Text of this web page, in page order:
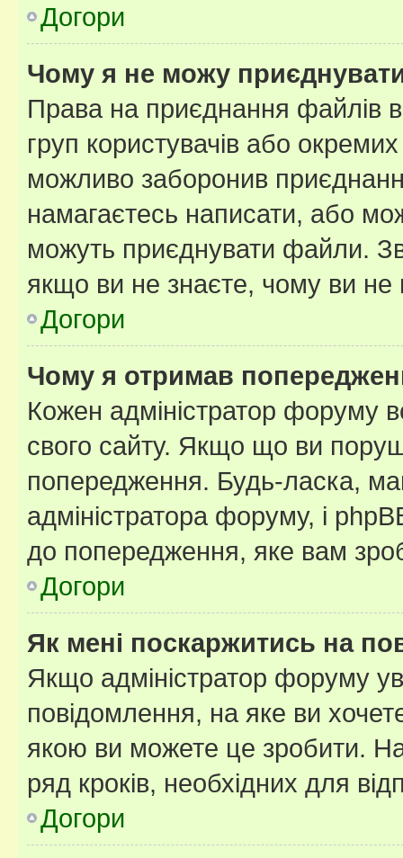
Догори
Чому я не можу
Права на приєднання файлів
груп користувачів або
можливо заборонив
намагаєтесь написати, або
можуть приєднувати файли.
якщо ви не знаєте, чому ви
Догори
Чому я отримав
Кожен адміністратор форуму
свого сайту. Якщо що ви
попередження. Будь-ласка,
адміністратора форуму, і
до попередження, яке вам
Догори
Як мені поскаржитись на
Якщо адміністратор форуму
повідомлення, на яке ви
якою ви можете це зробити.
ряд кроків, необхідних для
Догори